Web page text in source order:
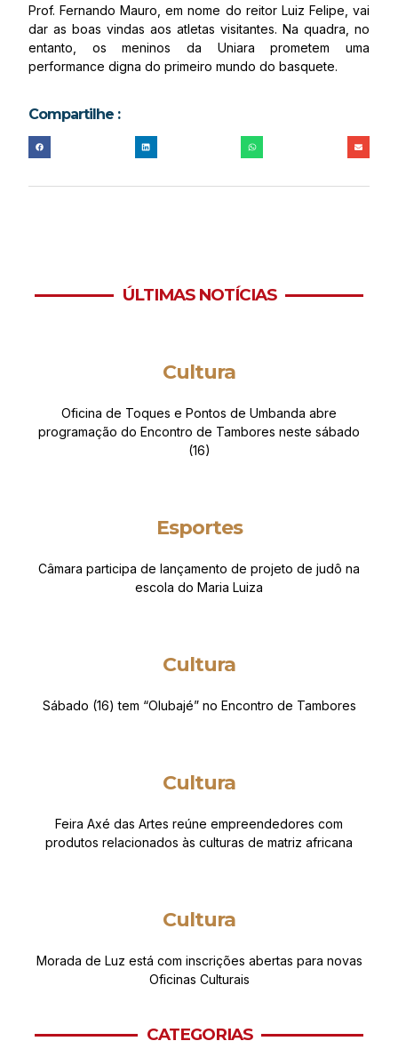
Prof. Fernando Mauro, em nome do reitor Luiz Felipe, vai
dar as boas vindas aos atletas visitantes. Na quadra, no
entanto, os meninos da Uniara prometem uma
performance digna do primeiro mundo do basquete.
Compartilhe :
ÚLTIMAS NOTÍCIAS
Cultura
Oficina de Toques e Pontos de Umbanda abre
programação do Encontro de Tambores neste sábado
(16)
Esportes
Câmara participa de lançamento de projeto de judô na
escola do Maria Luiza
Cultura
Sábado (16) tem “Olubajé” no Encontro de Tambores
Cultura
Feira Axé das Artes reúne empreendedores com
produtos relacionados às culturas de matriz africana
Cultura
Morada de Luz está com inscrições abertas para novas
Oficinas Culturais
CATEGORIAS